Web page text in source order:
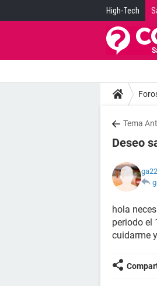
High-Tech
Tema
Deseo
hola
periodo el
cuidarme